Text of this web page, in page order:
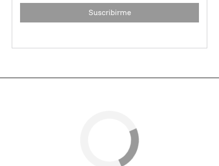
Suscribirme